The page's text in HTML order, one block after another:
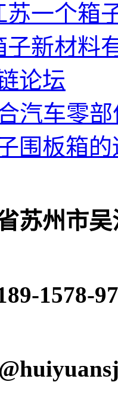
苏一个箱
新材料
论坛
汽车零
围板箱的
苏州市
1578-